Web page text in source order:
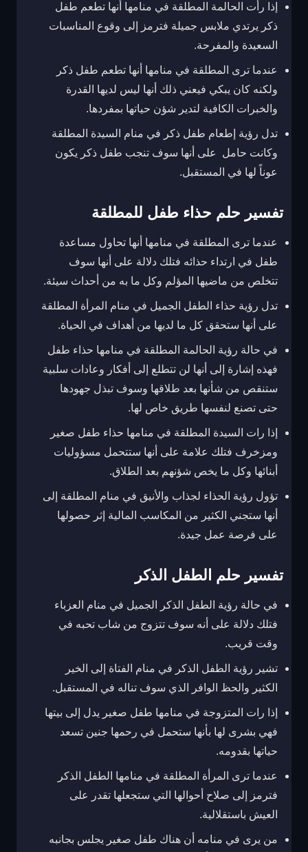
إذا رأت الحالمة المطلقة في منامها أنها تطعم طفل
ذكر يرتدي ملابس جميلة فترمز إلى وقوع المناسبات
السعيدة والمفرحة.
عندما ترى المطلقة في منامها أنها تطعم طفل ذكر
ولكنه كان يبكي فيعني ذلك أنها ليس لديها القدرة
والخبرات الكافية لتدير شؤن حياتها بمفردها.
تدل رؤية إطعام طفل ذكر في منام السيدة المطلقة
وكانت حامل على أنها سوف تنجب طفل ذكر يكون
عوناً لها في المستقبل.
تفسير حلم حذاء طفل للمطلقة
عندما ترى المطلقة في منامها أنها تحاول مساعدة
طفل في ارتداء حذائه فتلك دلالة على أنها سوف
تتخلص من ماضيها المؤلم وكل ما به من أحداث سيئة.
تدل رؤية حذاء الطفل الجميل في منام المرأة المطلقة
على أنها ستحقق كل ما لديها من أهداف في الحياة.
في حالة رؤية الحالمة المطلقة في منامها حذاء طفل
فهذه إشارة إلى أنها لن تتطلع إلى أفكار وعادات سلبية
ستنقص من شأنها بعد طلاقها وسوف تبذل جهودها
حتى تصنع لنفسها طريق خاص لها.
إذا رات السيدة المطلقة في منامها حذاء طفل صغير
ومزخرف فتلك علامة على أنها ستتحمل مسؤوليات
أبنائها وكل ما يخص شؤنهم بعد الطلاق.
تؤول رؤية الحذاء لجذاب والأنيق في منام المطلقة إلى
أنها ستجني الكثير من المكاسب المالية إثر حصولها
على فرصة عمل جيدة.
تفسير حلم الطفل الذكر
في حالة رؤية الطفل الذكر الجميل في منام العزباء
فتلك دلالة على أنه سوف تتزوج من شاب تحبه في
وقت قريب.
تشير رؤية الطفل الذكر في منام الفتاة إلى الخير
الكثير والحظ الوافر الذي سوف تناله في المستقبل.
إذا رات المتزوجة في منامها طفل صغير يدل إلى بيتها
فهي بشرى لها بأنها ستحمل في رحمها جنين تسعد
حياتها بقدومه.
عندما ترى المرأة المطلقة في منامها الطفل الذكر
فترمز إلى صلاح أحوالها التي ستجعلها تقدر على
العيش باستقلالية.
من يرى في منامه أن هناك طفل صغير يجلس بجانبه